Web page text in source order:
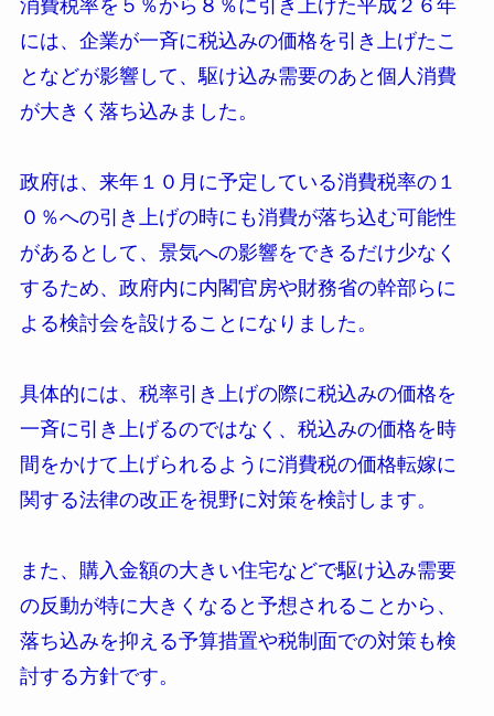
消費税率を５％から８％に引き上げた平成２６年
には、企業が一斉に税込みの価格を引き上げたこ
となどが影響して、駆け込み需要のあと個人消費
が大きく落ち込みました。
政府は、来年１０月に予定している消費税率の１
０％への引き上げの時にも消費が落ち込む可能性
があるとして、景気への影響をできるだけ少なく
するため、政府内に内閣官房や財務省の幹部らに
よる検討会を設けることになりました。
具体的には、税率引き上げの際に税込みの価格を
一斉に引き上げるのではなく、税込みの価格を時
間をかけて上げられるように消費税の価格転嫁に
関する法律の改正を視野に対策を検討します。
また、購入金額の大きい住宅などで駆け込み需要
の反動が特に大きくなると予想されることから、
落ち込みを抑える予算措置や税制面での対策も検
討する方針です。